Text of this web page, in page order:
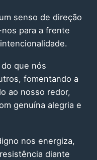
senso de direção
para a frente
que nós
fomentando a
ao nosso redor,
genuína alegria e
nos energiza,
diante